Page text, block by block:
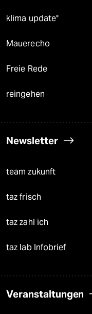
klima update°
Mauerecho
Freie Rede
reingehen
Newsletter
team zukunft
taz frisch
taz zahl ich
taz lab Infobrief
Veranstaltungen